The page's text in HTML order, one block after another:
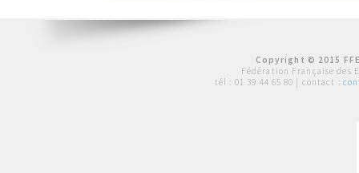
Copyright © 2015
Fédération Française des
tél : 01 39 44 65 80 | contact :